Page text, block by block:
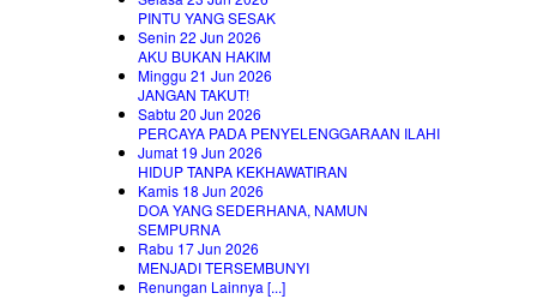
PINTU YANG SESAK
Senin 22 Jun 2026
AKU BUKAN HAKIM
Minggu 21 Jun 2026
JANGAN TAKUT!
Sabtu 20 Jun 2026
PERCAYA PADA PENYELENGGARAAN ILAHI
Jumat 19 Jun 2026
HIDUP TANPA KEKHAWATIRAN
Kamis 18 Jun 2026
DOA YANG SEDERHANA, NAMUN
SEMPURNA
Rabu 17 Jun 2026
MENJADI TERSEMBUNYI
Renungan Lainnya [...]